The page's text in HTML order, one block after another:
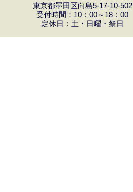
東京都墨田区向島5-17-10-502
受付時間：10：00～18：00
定休日：土・日曜・祭日